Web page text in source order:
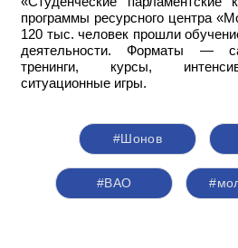
программы ресурсного центра
120 тыс. человек прошли
деятельности. Форматы —
тренинги, курсы,
ситуационные игры.
#Шонов
#ВАО